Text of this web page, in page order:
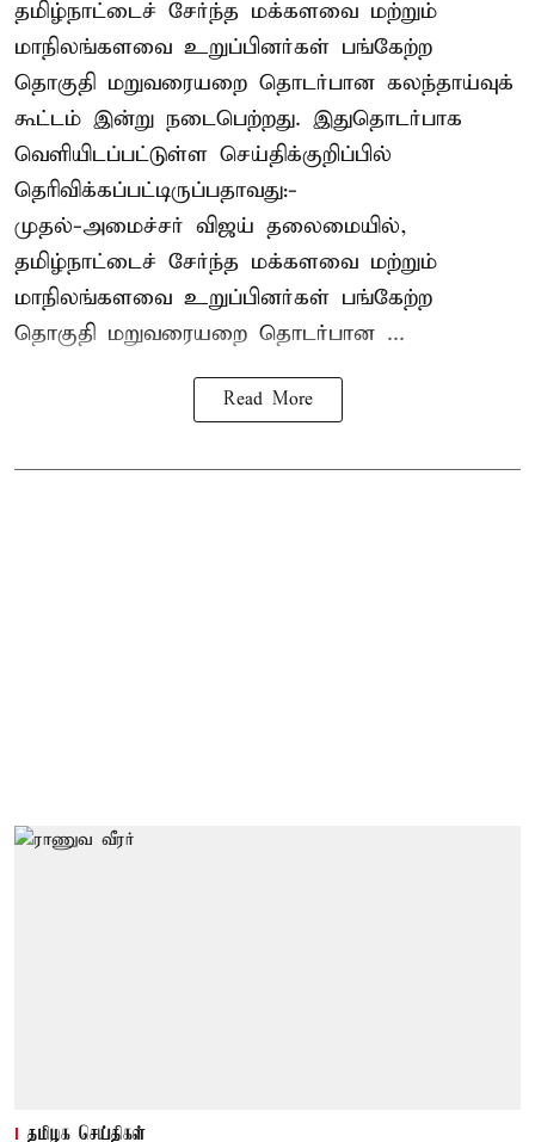
தமிழ்நாட்டைச் சேர்ந்த மக்களவை மற்றும்
மாநிலங்களவை உறுப்பினர்கள் பங்கேற்ற
தொகுதி மறுவரையறை தொடர்பான கலந்தாய்வுக்
கூட்டம் இன்று நடைபெற்றது. இதுதொடர்பாக
வெளியிடப்பட்டுள்ள செய்திக்குறிப்பில்
தெரிவிக்கப்பட்டிருப்பதாவது:-
முதல்-அமைச்சர் விஜய் தலைமையில்,
தமிழ்நாட்டைச் சேர்ந்த மக்களவை மற்றும்
மாநிலங்களவை உறுப்பினர்கள் பங்கேற்ற
தொகுதி மறுவரையறை தொடர்பான ...
Read More
தமிழக செய்திகள்